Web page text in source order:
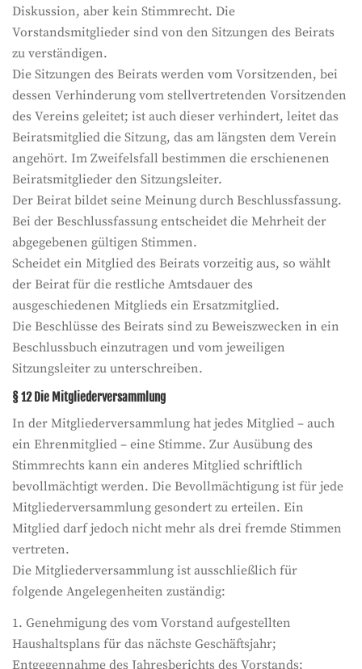
Diskussion, aber kein Stimmrecht. Die
Vorstandsmitglieder sind von den Sitzungen des Beirats
zu verständigen.
Die Sitzungen des Beirats werden vom Vorsitzenden, bei
dessen Verhinderung vom stellvertretenden Vorsitzenden
des Vereins geleitet; ist auch dieser verhindert, leitet das
Beiratsmitglied die Sitzung, das am längsten dem Verein
angehört. Im Zweifelsfall bestimmen die erschienenen
Beiratsmitglieder den Sitzungsleiter.
Der Beirat bildet seine Meinung durch Beschlussfassung.
Bei der Beschlussfassung entscheidet die Mehrheit der
abgegebenen gültigen Stimmen.
Scheidet ein Mitglied des Beirats vorzeitig aus, so wählt
der Beirat für die restliche Amtsdauer des
ausgeschiedenen Mitglieds ein Ersatzmitglied.
Die Beschlüsse des Beirats sind zu Beweiszwecken in ein
Beschlussbuch einzutragen und vom jeweiligen
Sitzungsleiter zu unterschreiben.
§ 12 Die Mitgliederversammlung
In der Mitgliederversammlung hat jedes Mitglied – auch
ein Ehrenmitglied – eine Stimme. Zur Ausübung des
Stimmrechts kann ein anderes Mitglied schriftlich
bevollmächtigt werden. Die Bevollmächtigung ist für jede
Mitgliederversammlung gesondert zu erteilen. Ein
Mitglied darf jedoch nicht mehr als drei fremde Stimmen
vertreten.
Die Mitgliederversammlung ist ausschließlich für
folgende Angelegenheiten zuständig:
1. Genehmigung des vom Vorstand aufgestellten
Haushaltsplans für das nächste Geschäftsjahr;
Entgegennahme des Jahresberichts des Vorstands;